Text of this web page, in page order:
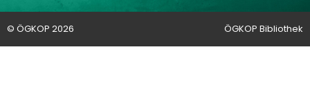
© ÖGKOP 2026 ÖGKOP Bibliothek